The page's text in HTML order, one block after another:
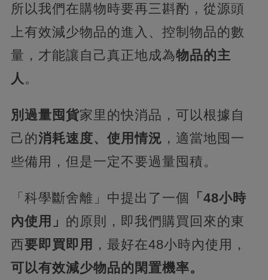
所以我們在購物時要再三斟酌，從源頭
上有效減少物品的進入、控制物品的數
量，才能讓自己真正地成為物品的主
人 。
別過量囤貨家里的快消品，可以根據自
己的消耗速度、使用情況 ，適當地囤一
些備用，但是一定不要過量囤積。
「科學斷舍離」中提出了一個
「48小時
內使用」 的原則，即我們購買回來的東
西要即買即用 ，最好在48小時內使用，
可以有效減少物品的閑置機率。